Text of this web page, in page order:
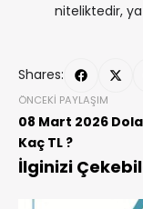
niteliktedir,
Shares:
ÖNCEKI PAYLAŞIM
08 Mart 2026
Kaç TL ?
İlginizi